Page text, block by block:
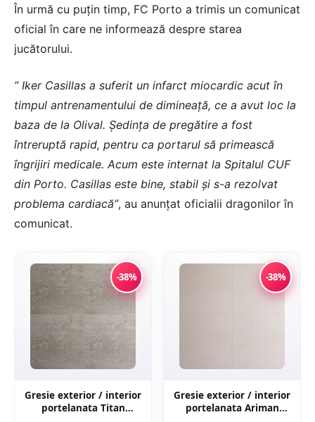
În urmă cu puțin timp, FC Porto a trimis un comunicat
oficial în care ne informează despre starea
jucătorului.
” Iker Casillas a suferit un infarct miocardic acut în
timpul antrenamentului de dimineață, ce a avut loc la
baza de la Olival. Ședința de pregătire a fost
întreruptă rapid, pentru ca portarul să primească
îngrijiri medicale. Acum este internat la Spitalul CUF
din Porto. Casillas este bine, stabil și s-a rezolvat
problema cardiacă”, au anunțat oficialii dragonilor în
comunicat.
-38%
Gresie exterior / interior
portelanata Titan
-38%
Gresie exterior / interior
portelanata Ariman